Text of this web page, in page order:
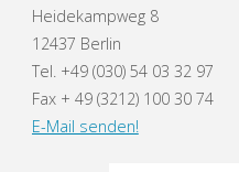
Heidekampweg 8
12437 Berlin
Tel. +49 (030) 54 03 32 97
Fax + 49 (3212) 100 30 74
E-Mail senden!